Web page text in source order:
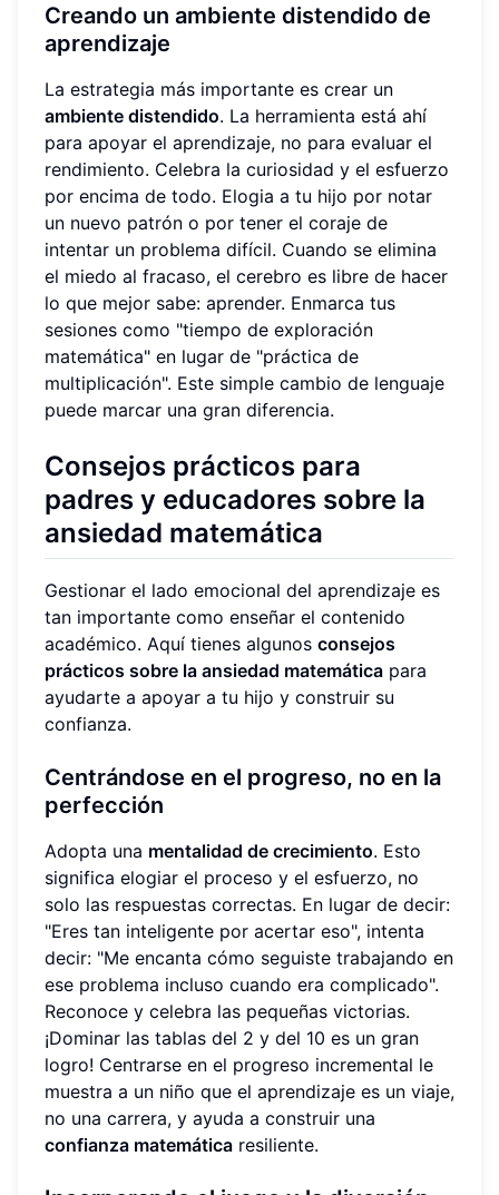
Creando un ambiente distendido de
aprendizaje
La estrategia más importante es crear un
ambiente distendido. La herramienta está ahí
para apoyar el aprendizaje, no para evaluar el
rendimiento. Celebra la curiosidad y el esfuerzo
por encima de todo. Elogia a tu hijo por notar
un nuevo patrón o por tener el coraje de
intentar un problema difícil. Cuando se elimina
el miedo al fracaso, el cerebro es libre de hacer
lo que mejor sabe: aprender. Enmarca tus
sesiones como "tiempo de exploración
matemática" en lugar de "práctica de
multiplicación". Este simple cambio de lenguaje
puede marcar una gran diferencia.
Consejos prácticos para
padres y educadores sobre la
ansiedad matemática
Gestionar el lado emocional del aprendizaje es
tan importante como enseñar el contenido
académico. Aquí tienes algunos consejos
prácticos sobre la ansiedad matemática para
ayudarte a apoyar a tu hijo y construir su
confianza.
Centrándose en el progreso, no en la
perfección
Adopta una mentalidad de crecimiento. Esto
significa elogiar el proceso y el esfuerzo, no
solo las respuestas correctas. En lugar de decir:
"Eres tan inteligente por acertar eso", intenta
decir: "Me encanta cómo seguiste trabajando en
ese problema incluso cuando era complicado".
Reconoce y celebra las pequeñas victorias.
¡Dominar las tablas del 2 y del 10 es un gran
logro! Centrarse en el progreso incremental le
muestra a un niño que el aprendizaje es un viaje,
no una carrera, y ayuda a construir una
confianza matemática resiliente.